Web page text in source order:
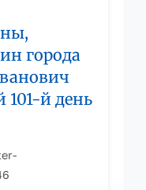
города
101-й день
-